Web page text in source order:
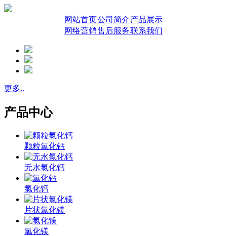
网站首页公司简介产品展示
网络营销售后服务联系我们
更多..
产品中心
颗粒氯化钙
无水氯化钙
氯化钙
片状氯化镁
氯化镁